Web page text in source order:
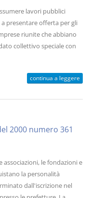
lavori pubblici
a presentare offerta per gli
riunite che abbiano
collettivo speciale con
continua a leggere
2000 numero 361
associazioni, le fondazioni e
la personalità
dall'iscrizione nel